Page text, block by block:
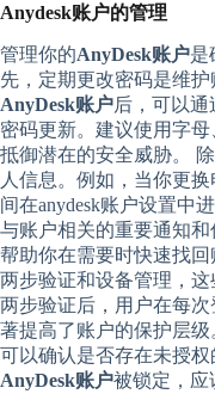
Anydesk账户的管理
管理你的AnyDesk账户是
先，定期更改密码是维
AnyDesk账户后，可以通
密码更新。建议使用字
抵御潜在的安全威胁。
人信息。例如，当你更
间在anydesk账户设置中
与账户相关的重要通知
帮助你在需要时快速找回
两步验证和设备管理，
两步验证后，用户在每
著提高了账户的保护层级
可以确认是否存在未授
AnyDesk账户被锁定，应